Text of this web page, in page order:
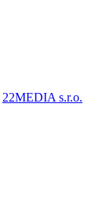
22MEDIA s.r.o.